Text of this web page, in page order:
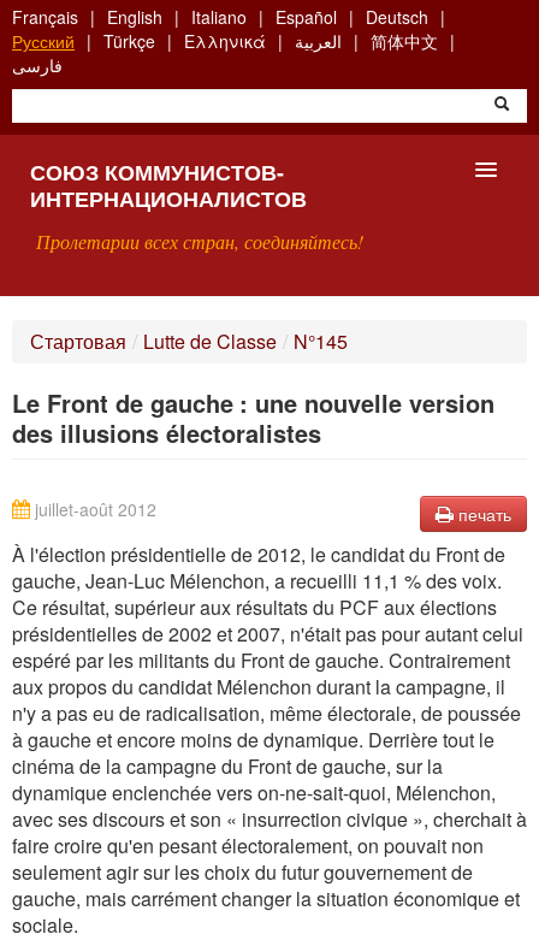
Skip
to
main
content
Français English Italiano Español
Deutsch
Русский
Türkçe Ελληνικά العربية
简体中文
فارسی
СОЮЗ КОММУНИСТОВ-
ИНТЕРНАЦИОНАЛИСТОВ
Пролетарии всех стран, соединяйтесь!
ПОИСК
Стартовая / Lutte de Classe / N°145
Le Front de gauche : une nouvelle version
des illusions électoralistes
печать
juillet-août 2012
À l'élection présidentielle de 2012, le candidat du Front de
gauche, Jean-Luc Mélenchon, a recueilli 11,1 % des voix.
Ce résultat, supérieur aux résultats du PCF aux élections
présidentielles de 2002 et 2007, n'était pas pour autant celui
espéré par les militants du Front de gauche. Contrairement
aux propos du candidat Mélenchon durant la campagne, il
n'y a pas eu de radicalisation, même électorale, de poussée
à gauche et encore moins de dynamique. Derrière tout le
cinéma de la campagne du Front de gauche, sur la
dynamique enclenchée vers on-ne-sait-quoi, Mélenchon,
avec ses discours et son « insurrection civique », cherchait à
faire croire qu'en pesant électoralement, on pouvait non
seulement agir sur les choix du futur gouvernement de
gauche, mais carrément changer la situation économique et
sociale.